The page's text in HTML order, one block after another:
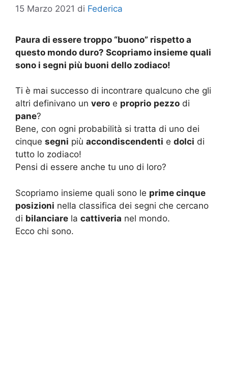
15 Marzo 2021 di Federica
Paura di essere troppo “buono” rispetto a
questo mondo duro? Scopriamo insieme quali
sono i segni più buoni dello zodiaco!
Ti è mai successo di incontrare qualcuno che gli
altri definivano un vero e proprio pezzo di
pane?
Bene, con ogni probabilità si tratta di uno dei
cinque segni più accondiscendenti e dolci di
tutto lo zodiaco!
Pensi di essere anche tu uno di loro?
Scopriamo insieme quali sono le prime cinque
posizioni nella classifica dei segni che cercano
di bilanciare la cattiveria nel mondo.
Ecco chi sono.